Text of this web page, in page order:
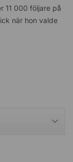
11 000 följare på
när hon valde